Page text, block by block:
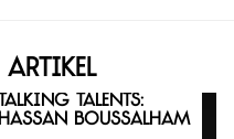
Artikel
Talking Talents:
Hassan Boussalham